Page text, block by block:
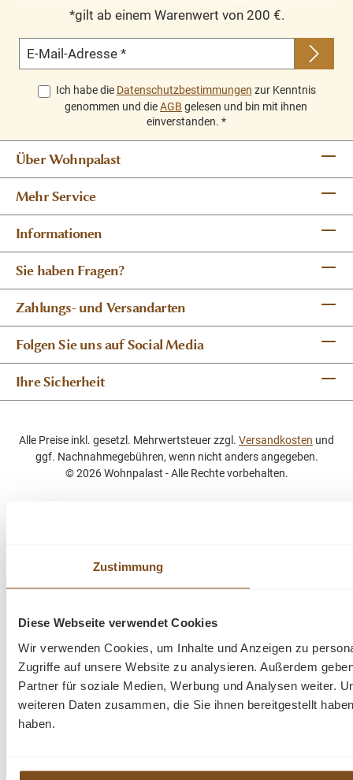
Zustimmung
Diese Webseite verwendet Cookies
Wir verwenden Cookies, um Inhalte und Anzeigen zu
Zugriffe auf unsere Website zu analysieren. Außerdem
Partner für soziale Medien, Werbung und Analysen weiter.
weiteren Daten zusammen, die Sie ihnen bereitgestellt
haben.
*gilt ab einem Warenwert von 200 €.
E-Mail-Adresse *
Ich habe die Datenschutzbestimmungen zur Kenntnis
genommen und dieAGB gelesen und bin mit ihnen
einverstanden. *
Über Wohnpalast
Mehr Service
Informationen
Sie haben Fragen?
Zahlungs- und Versandarten
Folgen Sie uns auf Social Media
Ihre Sicherheit
Alle Preise inkl. gesetzl. Mehrwertsteuer zzgl. Versandkosten und
ggf. Nachnahmegebühren, wenn nicht anders angegeben.
© 2026 Wohnpalast - Alle Rechte vorbehalten.